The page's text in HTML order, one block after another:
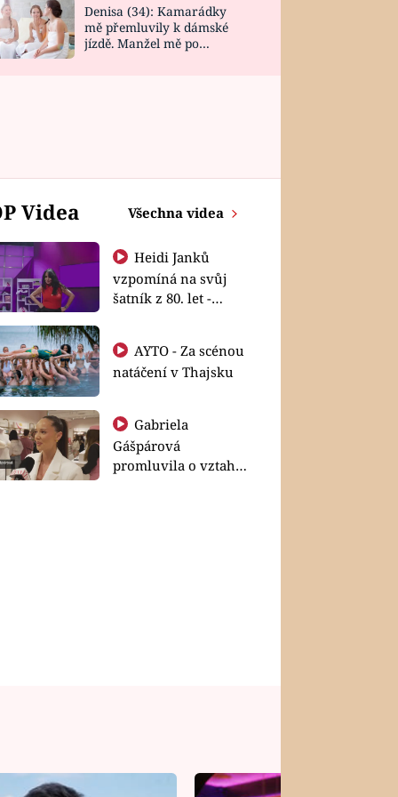
Denisa (34): Kamarádky
mě přemluvily k dámské
jízdě. Manžel mě po
Videa Všechna videa
Heidi Janků
vzpomíná na svůj
šatník z 80. let -
natáčení v Thajsku
Gabriela
Gášpárová
promluvila o vztahu